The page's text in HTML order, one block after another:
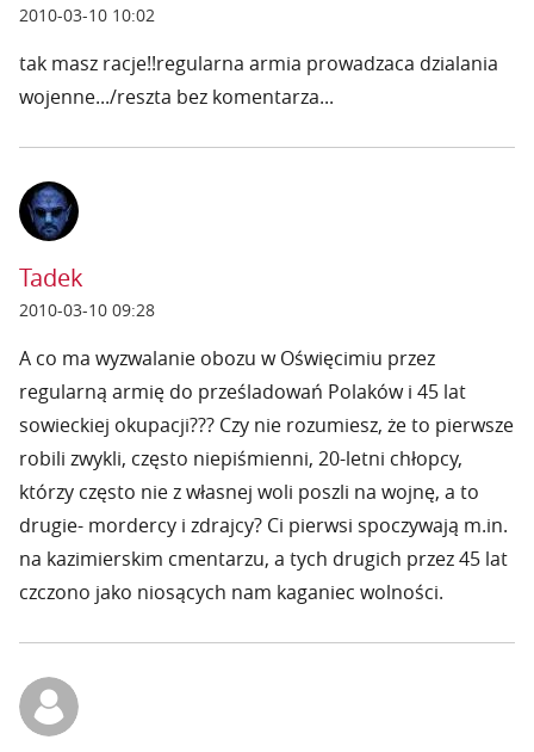
2010-03-10 10:02
tak masz racje!!regularna armia prowadzaca dzialania
wojenne.../reszta bez komentarza...
Tadek
2010-03-10 09:28
A co ma wyzwalanie obozu w Oświęcimiu przez
regularną armię do prześladowań Polaków i 45 lat
sowieckiej okupacji??? Czy nie rozumiesz, że to pierwsze
robili zwykli, często niepiśmienni, 20-letni chłopcy,
którzy często nie z własnej woli poszli na wojnę, a to
drugie- mordercy i zdrajcy? Ci pierwsi spoczywają m.in.
na kazimierskim cmentarzu, a tych drugich przez 45 lat
czczono jako niosących nam kaganiec wolności.